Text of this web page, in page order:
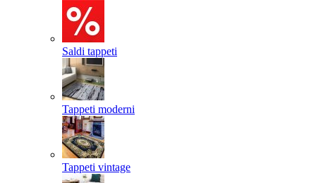
Saldi tappeti
Tappeti moderni
Tappeti vintage